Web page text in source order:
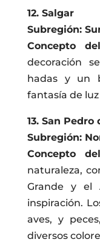
12. Salgar
Subregión:
Concepto
decoración
hadas y un
fantasía de luz
13. San
Subregión:
Concepto
naturaleza,
Grande y el
inspiración.
aves, y
diversos